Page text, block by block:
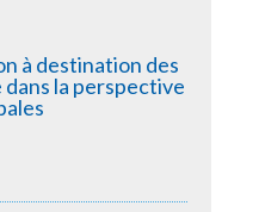
à destination des
la perspective